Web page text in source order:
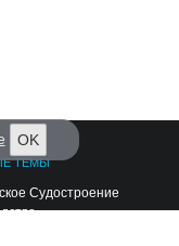
ТЕМЫ
Судостроение
OK